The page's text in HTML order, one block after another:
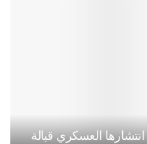
انتشارها العسكري قبالة